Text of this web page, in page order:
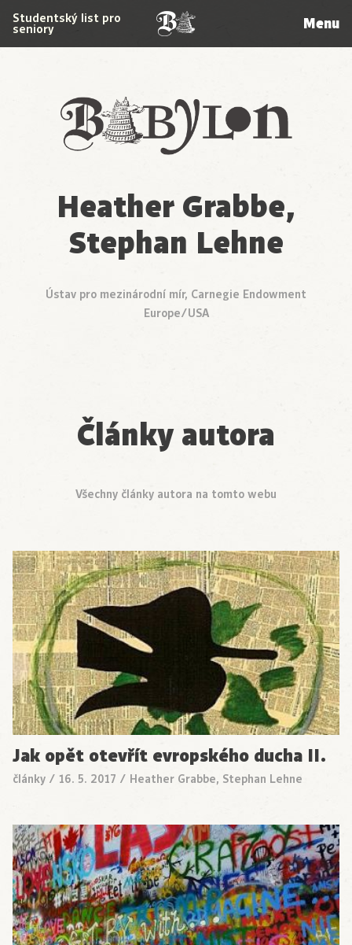
Babylon
Studentský list pro
seniory Menu
Heather Grabbe,
Stephan Lehne
Ústav pro mezinárodní mír, Carnegie Endowment
Europe/USA
Články autora
Všechny články autora na tomto webu
Jak opět otevřít evropského ducha II.
články / 16. 5. 2017 / Heather Grabbe, Stephan Lehne